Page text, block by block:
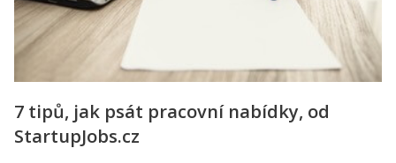
7 tipů, jak psát pracovní nabídky, od
StartupJobs.cz